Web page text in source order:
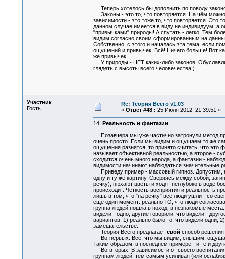
Теперь хотелось бы дополнить по поводу
Законы - это то, что повторяется. На чём
зависимости - это тоже то, что повторяется. Это
данном случае имеется в виду не индивидуум, а
"привычками" природы! А спутать - легко. Тем
видим согласно своим сформированным на
Собственно, с этого и началась эта тема, если
ощущений и привычек. Всё! Ничего больше! Вот
же привычек.
У природы - НЕТ каких-либо законов.
глядеть с высоты всего человечества.)
Участник
Гость
Re: Теория Всего v1.03
« Ответ #48 : 25 Июля 2012, 21:39:51 »
14.
Реальность и фантазии
Позавчера мы уже частично затронули метод
очень просто. Если мы видим и ощущаем то же
ощущения разнятся, то принято считать, что это
называет объективной реальностью, а второе -
сходится очень много народа, а фантазии -
видимости начинают наблюдаться значительные
Приведу пример - массовый гипноз. Допустим,
одну и ту же картину. Сверяясь между собой,
речку), нюхают цветы и ходят неглубоко в воде
происходит. Чёткость восприятия и реальность
лишь в том, что "на речку" все люди ушли - со
ещё один момент: реально ТО, что люди
группа людей пошла в поход, в незнакомые
видели - одно, другие говорили, что видели -
вариантов: 1) реально было то, что видели одни;
замешательстве.
Теория Всего предлагает свой способ
Во-первых. Всё, что мы видим, слышим,
Таким образом, в последнем примере - и те и
Во-вторых. В зависимости от своего
группам людей, тем самым усиливая (или